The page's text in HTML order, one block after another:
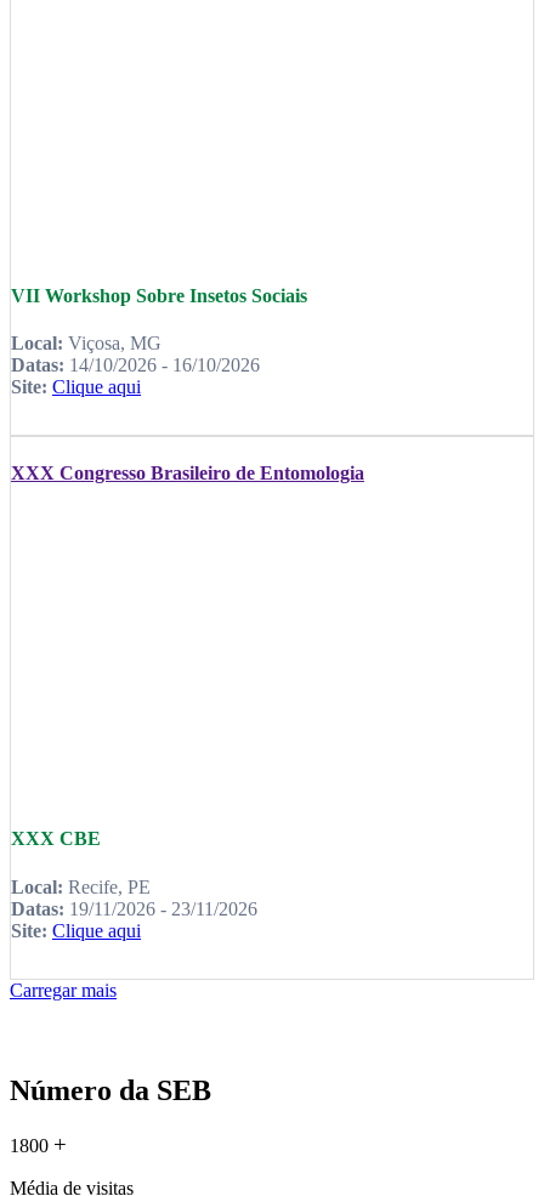
VII Workshop Sobre Insetos Sociais
Local: Viçosa, MG
Datas: 14/10/2026 - 16/10/2026
Site: Clique aqui
XXX Congresso Brasileiro de Entomologia
XXX CBE
Local: Recife, PE
Datas: 19/11/2026 - 23/11/2026
Site: Clique aqui
Carregar mais
Número da SEB
1800 +
Média de visitas